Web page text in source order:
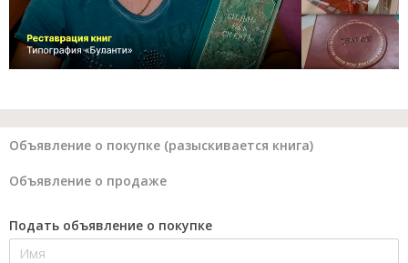
Объявление о покупке (разыскивается книга)
Объявление о продаже
Подать объявление о покупке